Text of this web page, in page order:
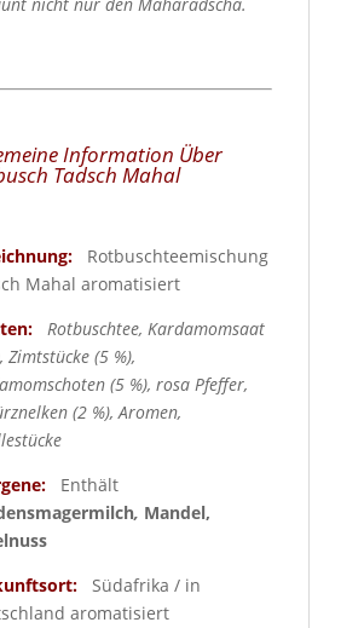
Information Über
Tadsch Mahal
Rotbuschteemischung
Mahal aromatisiert
Rotbuschtee, Kardamomsaat
Zimtstücke (5 %),
(5 %), rosa Pfeffer,
(2 %), Aromen,
Enthält
, Mandel,
Südafrika / in
aromatisiert